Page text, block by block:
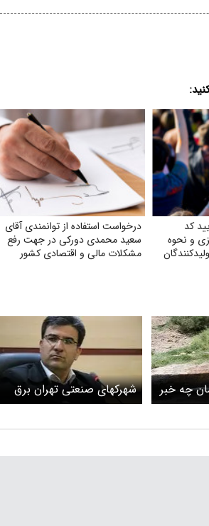
کد
و نحوه
درخواست استفاده از توانمندی آقای
سعید محمدی دورکی در جهت رفع
مشکلات مالی و اقتصادی کشور
در زیر زمینِ شهرهایمان چه خبر
شهرکهای صنعتی تهران برق
ندارند/ دو روز تعطیلی